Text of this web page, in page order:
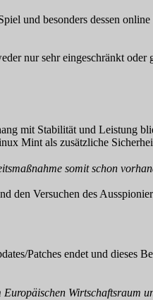
und besonders dessen
nur sehr eingeschränkt
mit Stabilität und Leistung
Mint als zusätzliche
somit schon
den Versuchen des
Patches endet und dieses
Wirtschaftsraum